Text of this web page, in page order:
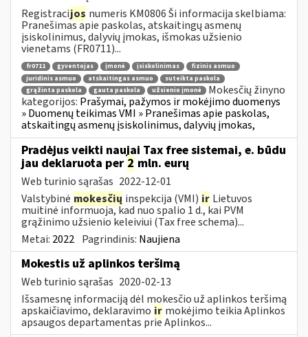
Registracijos numeris KM0806 Ši informacija skelbiama:
Pranešimas apie paskolas, atskaitingų asmenų
įsiskolinimus, dalyvių įmokas, išmokas užsienio
vienetams (FR0711)...
fr0711 gyventojas įmonė įsiskolinimas
fizinis asmuo
juridinis asmuo
atskaitingas asmuo
suteikta paskola
grąžinta paskola
gauta paskola užsienio įmonė
Mokesčių žinyno
kategorijos: Prašymai, pažymos ir mokėjimo duomenys
» Duomenų teikimas VMI » Pranešimas apie paskolas,
atskaitingų asmenų įsiskolinimus, dalyvių įmokas,
Pradėjus veikti naujai Tax free sistemai, e. būdu
jau deklaruota per 2 mln. eurų
Web turinio sąrašas 2022-12-01
Valstybinė mokesčių inspekcija (VMI) ir Lietuvos
muitinė informuoja, kad nuo spalio 1 d., kai PVM
grąžinimo užsienio keleiviui (Tax free schema)...
Metai: 2022 Pagrindinis: Naujiena
Mokestis už aplinkos teršimą
Web turinio sąrašas 2020-02-13
Išsamesnę informaciją dėl mokesčio už aplinkos teršimą
apskaičiavimo, deklaravimo ir mokėjimo teikia Aplinkos
apsaugos departamentas prie Aplinkos...